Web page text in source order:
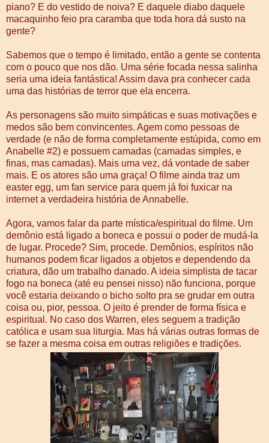
piano? E do vestido de noiva? E daquele diabo daquele
macaquinho feio pra caramba que toda hora dá susto na
gente?
Sabemos que o tempo é limitado, então a gente se contenta
com o pouco que nos dão. Uma série focada nessa salinha
seria uma ideia fantástica! Assim dava pra conhecer cada
uma das histórias de terror que ela encerra.
As personagens são muito simpáticas e suas motivações e
medos são bem convincentes. Agem como pessoas de
verdade (e não de forma completamente estúpida, como em
Anabelle #2) e possuem camadas (camadas simples, e
finas, mas camadas). Mais uma vez, dá vontade de saber
mais. E os atores são uma graça! O filme ainda traz um
easter egg, um fan service para quem já foi fuxicar na
internet a verdadeira história de Annabelle.
Agora, vamos falar da parte mística/espiritual do filme. Um
demônio está ligado a boneca e possui o poder de mudá-la
de lugar. Procede? Sim, procede. Demônios, espíritos não
humanos podem ficar ligados a objetos e dependendo da
criatura, dão um trabalho danado. A ideia simplista de tacar
fogo na boneca (até eu pensei nisso) não funciona, porque
você estaria deixando o bicho solto pra se grudar em outra
coisa ou, pior, pessoa. O jeito é prender de forma física e
espiritual. No caso dos Warren, eles seguem a tradição
católica e usam sua liturgia. Mas há várias outras formas de
se fazer a mesma coisa em outras religiões e tradições.